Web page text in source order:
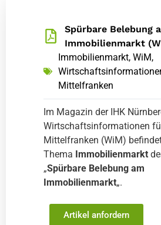
Spürbare Belebung
Immobilienmarkt
Immobilienmarkt, WiM,
Mittelfranken
Im Magazin der IHK
Wirtschaftsinformationen
Mittelfranken (WiM)
Thema Immobilienmarkt
„Spürbare Belebung am
Immobilienmarkt„.
Artikel anfordern